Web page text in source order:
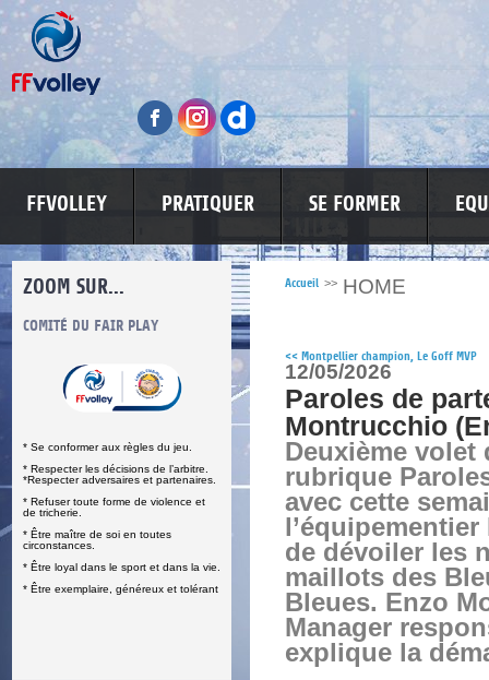
FFVOLLEY PRATIQUER SE FORMER
ZOOM SUR...
COMITÉ DU FAIR PLAY
* Se conformer aux règles du jeu.
* Respecter les décisions de l’arbitre.
*Respecter adversaires et partenaires.
* Refuser toute forme de violence et
de tricherie.
* Être maître de soi en toutes
circonstances.
* Être loyal dans le sport et dans la vie.
* Être exemplaire, généreux et tolérant
LUTTE CONTRE LES VIOLENCES
Accueil >> HOME
<< Montpellier champion, Le Goff MVP
12/05/2026
Paroles de
Montrucchio
Deuxième volet
rubrique
avec cette
de dévoiler les
maillots des
Bleues. Enzo
Manager
explique la